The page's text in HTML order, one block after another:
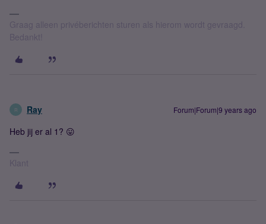
Graag alleen privéberichten sturen als hierom wordt gevraagd.
Bedankt!
R Ray Forum|Forum|9 years ago
Heb jij er al 1? 😛
Klant